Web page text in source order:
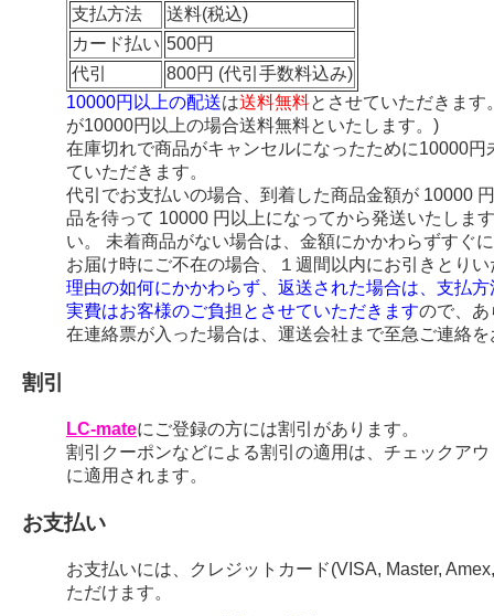
支払方法
送料(税込)
カード払い 500円
代引
800円 (代引手数料込み)
10000円以上の配送は送料無料とさせていただきま
が10000円以上の場合送料無料といたします。)
在庫切れで商品がキャンセルになったために10000
ていただきます。
代引でお支払いの場合、到着した商品金額が 10000
品を待って 10000 円以上になってから発送いたしま
い。 未着商品がない場合は、金額にかかわらずすぐ
お届け時にご不在の場合、１週間以内にお引きとり
理由の如何にかかわらず、返送された場合は、支払
実費はお客様のご負担とさせていただきますので、あ
在連絡票が入った場合は、運送会社まで至急ご連絡
割引
LC-mateにご登録の方には割引があります。
割引クーポンなどによる割引の適用は、チェックア
に適用されます。
お支払い
お支払いには、クレジットカード(VISA, Master,
ただけます。